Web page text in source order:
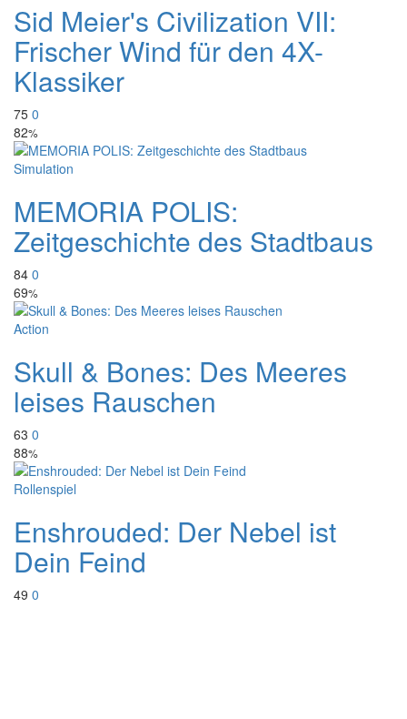
Sid Meier's Civilization VII:
Frischer Wind für den 4X-
Klassiker
75 0
82%
Simulation
MEMORIA POLIS:
Zeitgeschichte des Stadtbaus
84 0
69%
Action
Skull & Bones: Des Meeres
leises Rauschen
63 0
88%
Rollenspiel
Enshrouded: Der Nebel ist
Dein Feind
49 0